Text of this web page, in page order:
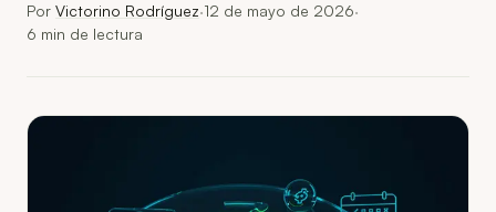
Por Victorino Rodríguez·12 de mayo de 2026·
6 min de lectura